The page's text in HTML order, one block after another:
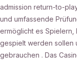
admission return-to-
und umfassende
ermöglicht es
gespielt werden sollen
gebrauchen . Das